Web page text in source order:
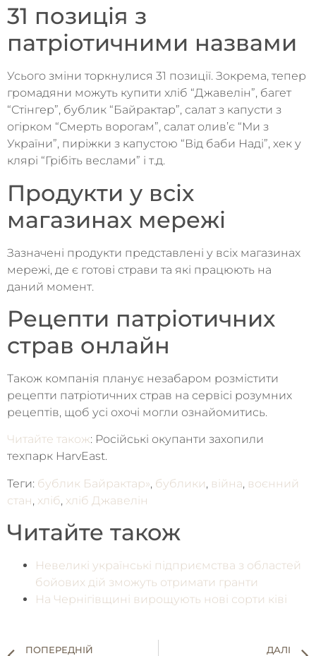
31 позиція з
патріотичними назвами
Усього зміни торкнулися 31 позиції. Зокрема, тепер
громадяни можуть купити хліб “Джавелін”, багет
“Стінгер”, бублик “Байрактар”, салат з капусти з
огірком “Смерть ворогам”, салат олив’є “Ми з
України”, пиріжки з капустою “Від баби Наді”, хек у
клярі “Грібіть веслами” і т.д.
Продукти у всіх
магазинах мережі
Зазначені продукти представлені у всіх магазинах
мережі, де є готові страви та які працюють на
даний момент.
Рецепти патріотичних
страв онлайн
Також компанія планує незабаром розмістити
рецепти патріотичних страв на сервісі розумних
рецептів, щоб усі охочі могли ознайомитись.
Читайте також: Російські окупанти захопили
техпарк HarvEast.
Теги: бублик Байрактар», бублики, війна, воєнний
стан, хліб, хліб Джавелін
Читайте також
Невеликі українські підприємства з областей
бойових дій зможуть отримати гранти
На Чернігівщині вирощують нові сорти ківі
ПОПЕРЕДНІЙ ДАЛІ